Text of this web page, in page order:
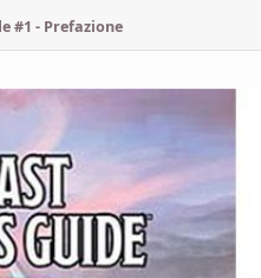
#1 - Prefazione